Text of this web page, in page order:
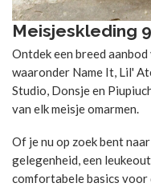
Meisjeskleding
Ontdek een breed
waaronder Name It, Lil'
Studio, Donsje en
van elk meisje omarmen.
Of je nu op zoek bent
gelegenheid, een
comfortabele basics voor